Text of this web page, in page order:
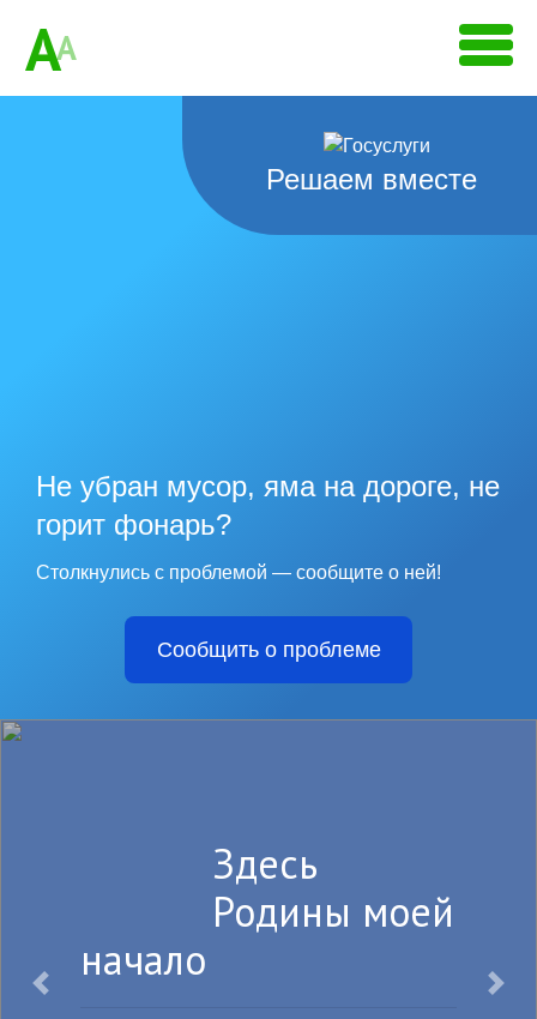
AA
Решаем вместе
Не убран мусор, яма на дороге, не
горит фонарь?
Столкнулись с проблемой — сообщите о ней!
Сообщить о проблеме
Здесь
Родины моей
начало
Назад